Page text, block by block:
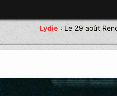
Le 29 août Rendez-